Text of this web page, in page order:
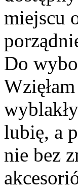
miejscu
Do
lubię, a
nie bez